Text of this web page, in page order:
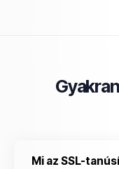
Mi az SSL-